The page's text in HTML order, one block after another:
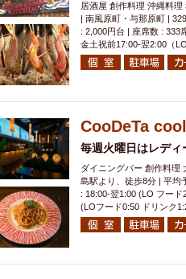
理 石垣牛 アヒージョ アサ
スペシャルディナー ホルモン(
インバル・イタリアンバール 食
ジビエ 安里駅周辺
分煙 少人数貸切(15名以下から)
電気ブラン エビスビール ウ
昼宴会 イベリコ豚 山盛、
中華 お好み焼き・もんじゃ
レ
ランチバイキング フルーツ
鉄板焼き 幹事様特典 おばんざ
定メニュー
駅周辺 シードル 那覇空港駅周
居酒屋 創作料理 沖縄料
| 南風原町・与那原町 |
: 2,000円台 | 座席数 : 333
金土祝前17:00-翌2:00（
CooDeTa
毎週火曜日はレデ
ダイニングバー 創作料理
島駅より、徒歩8分 | 平均
: 18:00-翌1:00 (LO フー
(LOフード0:50 ドリンク